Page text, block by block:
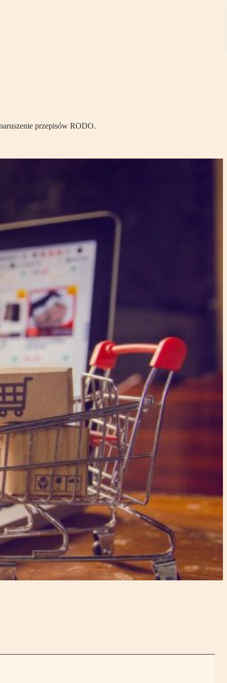
przepisów RODO.